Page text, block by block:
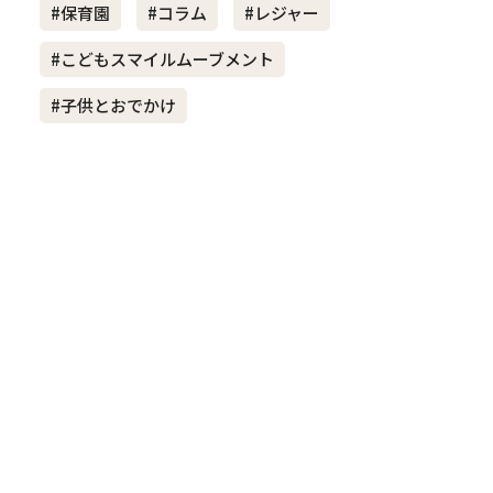
夫婦 #産休
#保育園
#コラム
#レジャー
#こどもスマイルムーブメント
#子供とおでかけ